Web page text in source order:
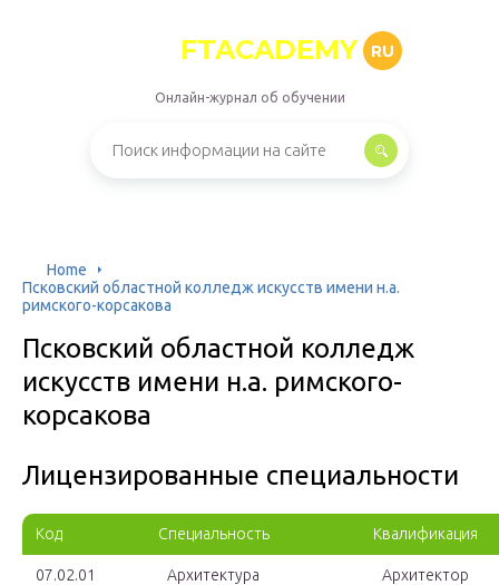
FTACADEMY RU
Онлайн-журнал об обучении
Home
Псковский областной колледж искусств имени н.а.
римского-корсакова
Псковский областной колледж
искусств имени н.а. римского-
корсакова
Лицензированные специальности
Код Специальность Квалификация
07.02.01 Архитектура Архитектор